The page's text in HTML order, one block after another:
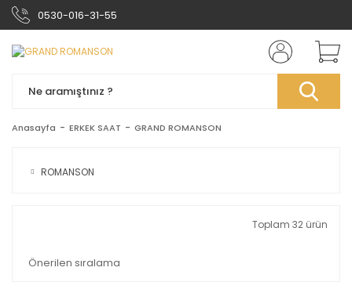
0530-016-31-55
Anasayfa ERKEK SAAT GRAND ROMANSON
ROMANSON
Toplam 32 ürün